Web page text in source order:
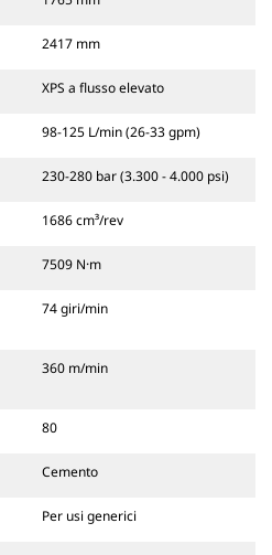
2417 mm
XPS a flusso elevato
98-125 L/min (26-33 gpm)
230-280 bar (3.300 - 4.000 psi)
1686 cm³/rev
7509 N·m
74 giri/min
360 m/min
80
Cemento
Per usi generici